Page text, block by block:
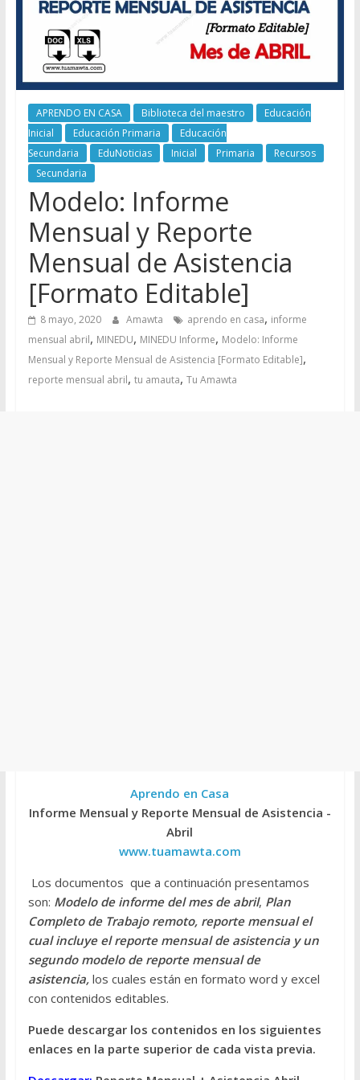
APRENDO EN CASA Biblioteca del maestro
Educación
Inicial
Educación Primaria
Educación
Secundaria
EduNoticias Inicial Primaria
Recursos
Secundaria
Modelo: Informe
Mensual y Reporte
Mensual de Asistencia
[Formato Editable]
8 mayo, 2020 Amawta aprendo en casa, informe
mensual abril, MINEDU, MINEDU Informe, Modelo: Informe
Mensual y Reporte Mensual de Asistencia [Formato Editable],
reporte mensual abril, tu amauta, Tu Amawta
Aprendo en Casa
Informe Mensual y Reporte Mensual de Asistencia -
Abril
www.tuamawta.com
Los documentos que a continuación presentamos
son: Modelo de informe del mes de abril, Plan
Completo de Trabajo remoto, reporte mensual el
cual incluye el reporte mensual de asistencia y un
segundo modelo de reporte mensual de
asistencia, los cuales están en formato word y excel
con contenidos editables.
Puede descargar los contenidos en los siguientes
enlaces en la parte superior de cada vista previa.